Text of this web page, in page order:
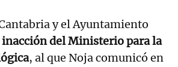
y el Ayuntamiento
inacción del Ministerio para la
, al que Noja comunicó en